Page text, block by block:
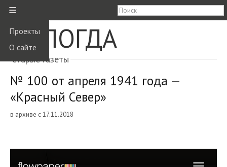
≡
Проекты
О сайте
ВОЛОГДА
старые газеты
№ 100 от апреля 1941 года —
«Красный Север»
в архиве с 17.11.2018